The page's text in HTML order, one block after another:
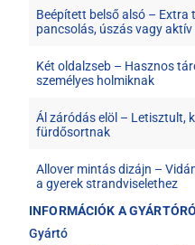
Beépített belső alsó –
pancsolás, úszás vagy
Két oldalzseb – Hasznos
személyes holmiknak
Ál záródás elöl – Letisztult,
fürdősortnak
Allover mintás dizájn –
a gyerek strandviselethez
INFORMÁCIÓK A
Gyártó